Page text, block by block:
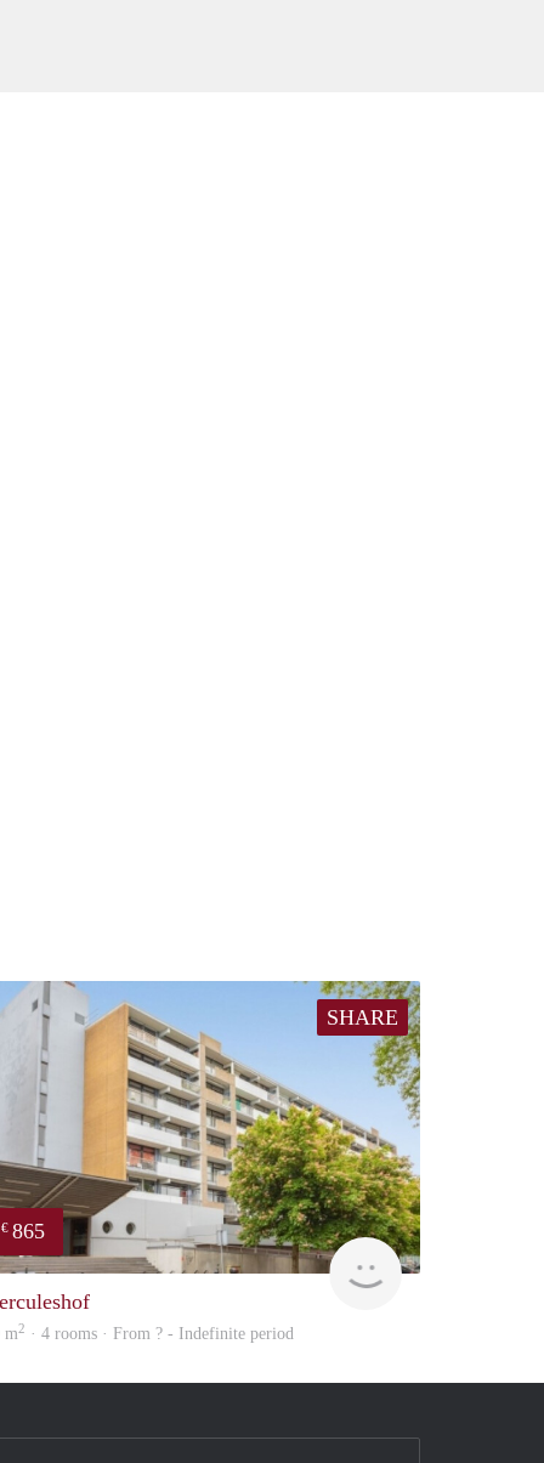
SHARE
€ 865
Woning
m2 · 4 rooms · From ? - Indefinite period